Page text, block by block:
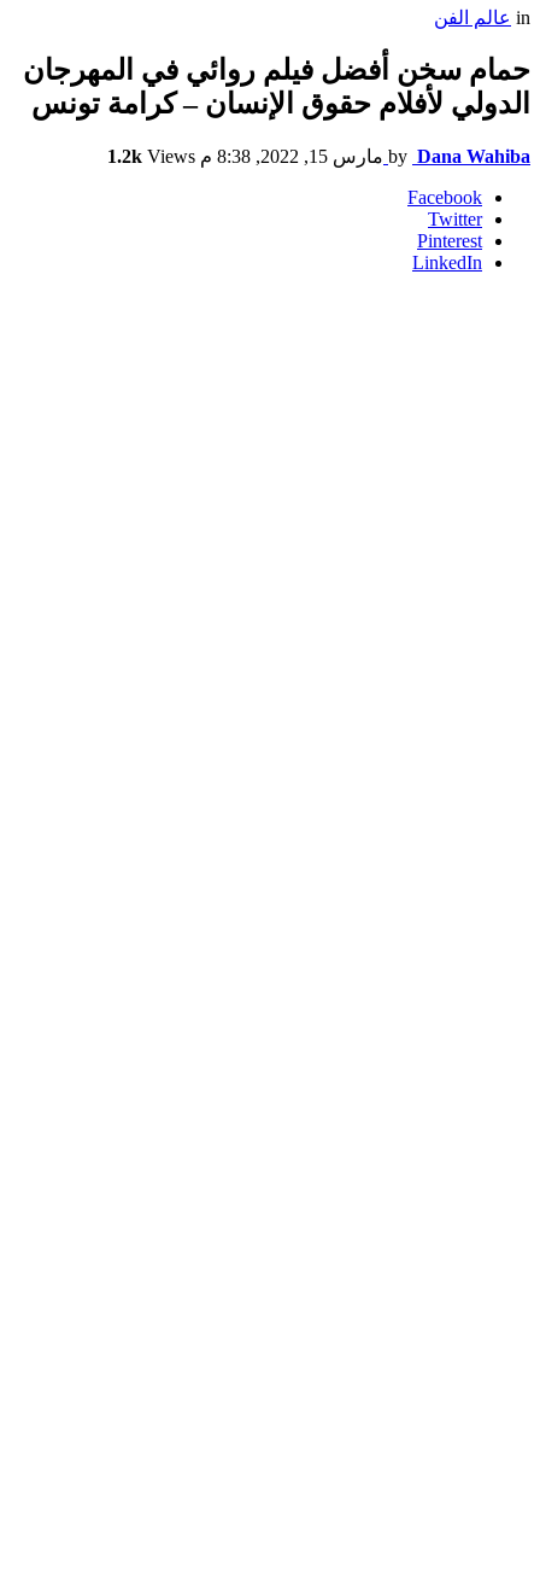
in عالم الفن
حمام سخن أفضل فيلم روائي في المهرجان
الدولي لأفلام حقوق الإنسان – كرامة تونس
by Dana Wahiba مارس 15, 2022, 8:38 م 1.2k Views
Facebook
Twitter
Pinterest
LinkedIn